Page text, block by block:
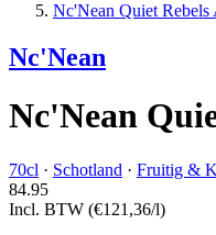
Nc'Nean Quiet Rebels
Nc'Nean
Nc'Nean
70cl · Schotland · Fruitig &
84.95
Incl. BTW (€121,36/l)